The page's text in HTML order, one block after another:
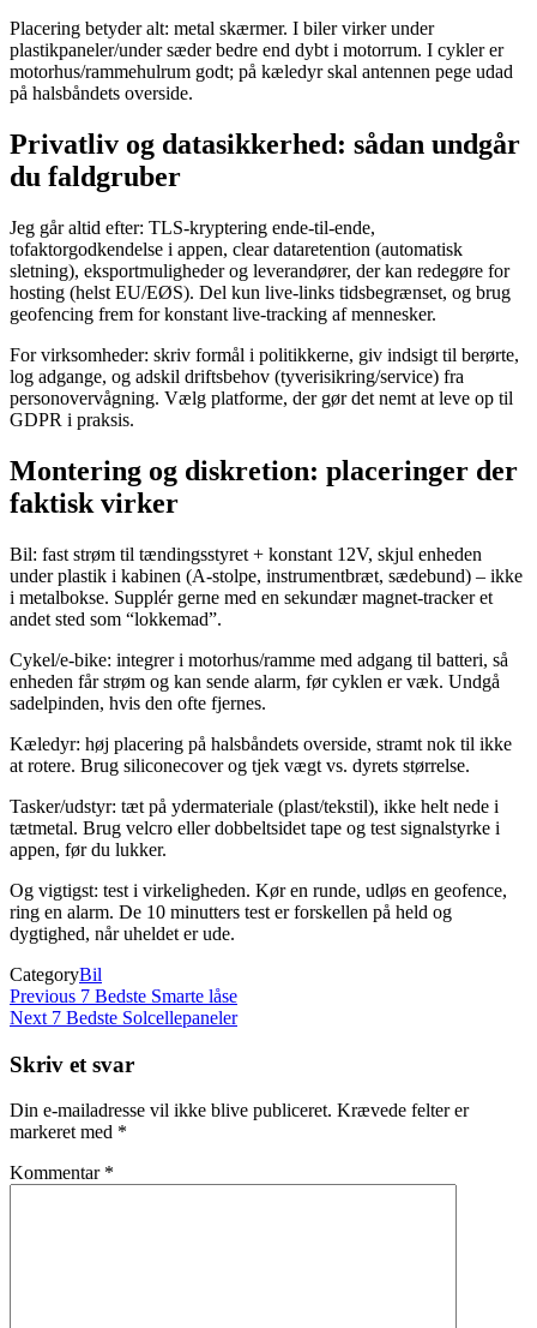
Placering betyder alt: metal skærmer. I biler virker under
plastikpaneler/under sæder bedre end dybt i motorrum. I cykler er
motorhus/rammehulrum godt; på kæledyr skal antennen pege udad
på halsbåndets overside.
Privatliv og datasikkerhed: sådan undgår
du faldgruber
Jeg går altid efter: TLS‑kryptering ende‑til‑ende,
tofaktorgodkendelse i appen, clear dataretention (automatisk
sletning), eksportmuligheder og leverandører, der kan redegøre for
hosting (helst EU/EØS). Del kun live‑links tidsbegrænset, og brug
geofencing frem for konstant live‑tracking af mennesker.
For virksomheder: skriv formål i politikkerne, giv indsigt til berørte,
log adgange, og adskil driftsbehov (tyverisikring/service) fra
personovervågning. Vælg platforme, der gør det nemt at leve op til
GDPR i praksis.
Montering og diskretion: placeringer der
faktisk virker
Bil: fast strøm til tændingsstyret + konstant 12V, skjul enheden
under plastik i kabinen (A‑stolpe, instrumentbræt, sædebund) – ikke
i metalbokse. Supplér gerne med en sekundær magnet‑tracker et
andet sted som “lokkemad”.
Cykel/e‑bike: integrer i motorhus/ramme med adgang til batteri, så
enheden får strøm og kan sende alarm, før cyklen er væk. Undgå
sadelpinden, hvis den ofte fjernes.
Kæledyr: høj placering på halsbåndets overside, stramt nok til ikke
at rotere. Brug siliconecover og tjek vægt vs. dyrets størrelse.
Tasker/udstyr: tæt på ydermateriale (plast/tekstil), ikke helt nede i
tætmetal. Brug velcro eller dobbeltsidet tape og test signalstyrke i
appen, før du lukker.
Og vigtigst: test i virkeligheden. Kør en runde, udløs en geofence,
ring en alarm. De 10 minutters test er forskellen på held og
dygtighed, når uheldet er ude.
CategoryBil
Indlægsnavigation
Previous
Post
Previous 7 Bedste Smarte låse
Next
Next 7 Bedste Solcellepaneler
Skriv et svar
Din e-mailadresse vil ikke blive publiceret. Krævede felter er
markeret med *
Kommentar *